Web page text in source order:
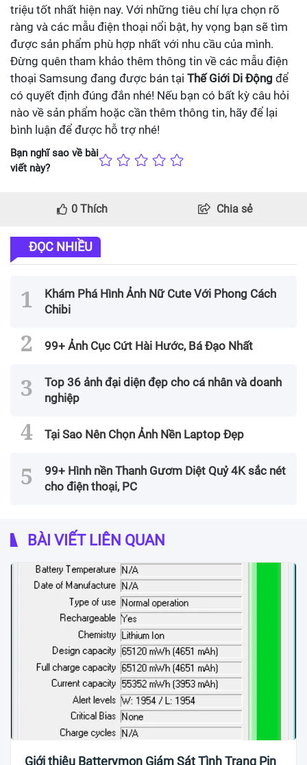
triệu tốt nhất hiện nay. Với những tiêu chí lựa chọn rõ
ràng và các mẫu điện thoại nổi bật, hy vọng bạn sẽ tìm
được sản phẩm phù hợp nhất với nhu cầu của mình.
Đừng quên tham khảo thêm thông tin về các mẫu điện
thoại Samsung đang được bán tại Thế Giới Di Động để
có quyết định đúng đắn nhé! Nếu bạn có bất kỳ câu hỏi
nào về sản phẩm hoặc cần thêm thông tin, hãy để lại
bình luận để được hỗ trợ nhé!
Bạn nghĩ sao về bài
viết này?
0 Thích Chia sẻ
ĐỌC NHIỀU
Khám Phá Hình Ảnh Nữ Cute Với Phong Cách
Chibi
99+ Ảnh Cục Cứt Hài Hước, Bá Đạo Nhất
Top 36 ảnh đại diện đẹp cho cá nhân và doanh
nghiệp
Tại Sao Nên Chọn Ảnh Nền Laptop Đẹp
99+ Hình nền Thanh Gươm Diệt Quỷ 4K sắc nét
cho điện thoại, PC
BÀI VIẾT LIÊN QUAN
Giới thiệu Batterymon Giám Sát Tình Trạng Pin